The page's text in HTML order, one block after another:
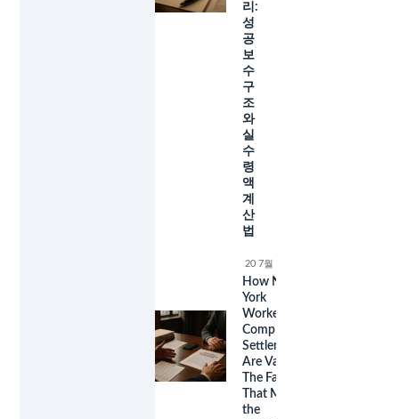
리:
성
공
보
수
구
조
와
실
수
령
액
계
산
법
20 7월 2026
How New
York
Workers'
Comp
Settlements
Are Valued:
The Factors
That Move
the